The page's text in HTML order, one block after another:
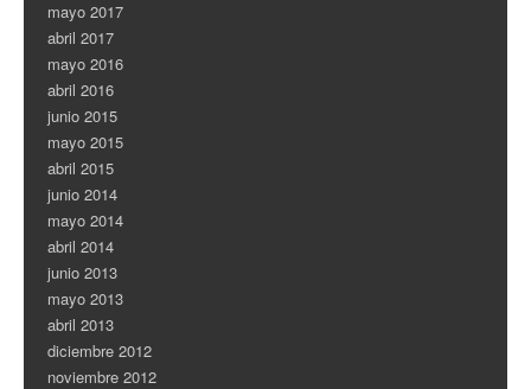
mayo 2017
abril 2017
mayo 2016
abril 2016
junio 2015
mayo 2015
abril 2015
junio 2014
mayo 2014
abril 2014
junio 2013
mayo 2013
abril 2013
diciembre 2012
noviembre 2012